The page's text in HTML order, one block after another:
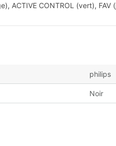
ACTIVE CONTROL (vert),
philips
Noir